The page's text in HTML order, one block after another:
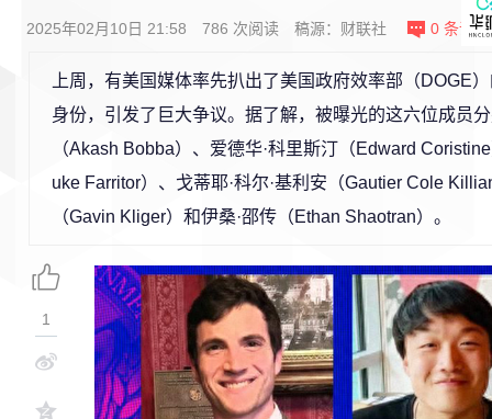
2025年02月10日 21:58 786 次阅读 稿源： ​财联社 0 条评论
上周，有美国媒体率先扒出了美国政府效率部（DOGE
身份，引发了巨大争议。据了解，被曝光的这六位成员
（Akash Bobba）、爱德华·科里斯汀（Edward
uke Farritor）、戈蒂耶·科尔·基利安（Gautier Cole
（Gavin Kliger）和伊桑·邵传（Ethan Shaotran）。
1